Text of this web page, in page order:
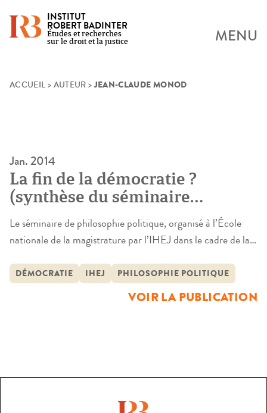
Skip
INSTITUT
ROBERT BADINTER
Études et recherches
sur le droit et la justice
MENU
ACCUEIL > AUTEUR > JEAN-CLAUDE MONOD
Jan. 2014
La fin de la démocratie ?
(synthèse du séminaire
d’initiation à la philosophie
politique)
Le séminaire de philosophie politique, organisé à l’École
nationale de la magistrature par l’IHEJ dans le cadre de la
thème « La fin de la démocratie ? ». Depuis la chute de
l’union soviétique et le triomphe du modèle de la
démocratie libérale, l’histoire semble achevée. Les […]
DÉMOCRATIE IHEJ PHILOSOPHIE POLITIQUE
VOIR LA PUBLICATION